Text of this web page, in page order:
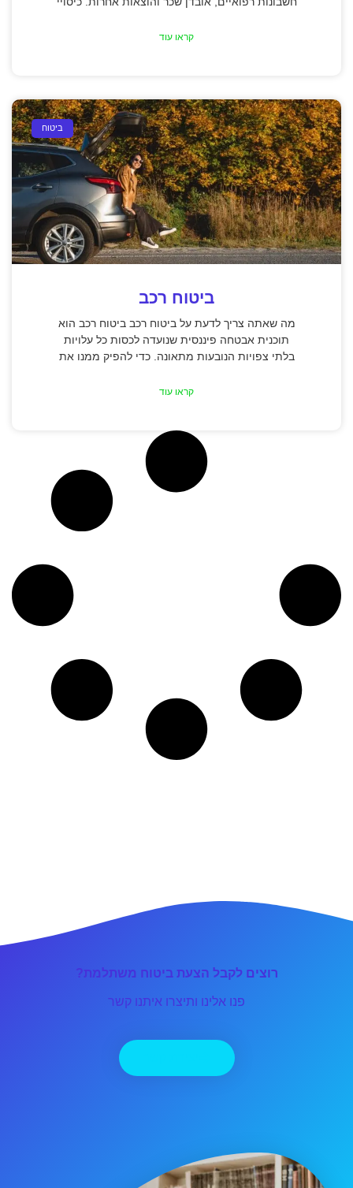
קראו עוד
ביטוח
ביטוח רכב
מה שאתה צריך לדעת על ביטוח רכב ביטוח רכב הוא
תוכנית אבטחה פיננסית שנועדה לכסות כל עלויות
בלתי צפויות הנובעות מתאונה. כדי להפיק ממנו את
קראו עוד
רוצים לקבל הצעת ביטוח משתלמת?
פנו אלינו ותיצרו איתנו קשר